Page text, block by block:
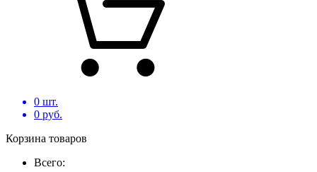
0 шт.
0 руб.
Корзина товаров
Всего: